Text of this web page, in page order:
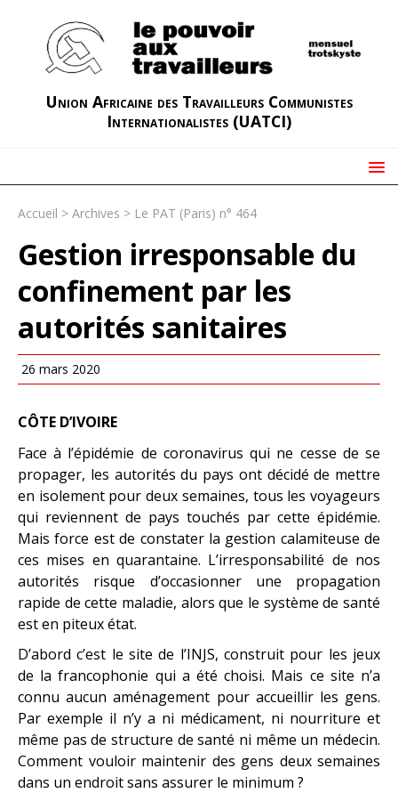
Union Africaine des Travailleurs Communistes
Internationalistes (UATCI)
Accueil > Archives > Le PAT (Paris) n° 464
Gestion irresponsable du
confinement par les
autorités sanitaires
26 mars 2020
CÔTE D’IVOIRE
Face à l’épidémie de coronavirus qui ne cesse de se
propager, les autorités du pays ont décidé de mettre
en isolement pour deux semaines, tous les voyageurs
qui reviennent de pays touchés par cette épidémie.
Mais force est de constater la gestion calamiteuse de
ces mises en quarantaine. L’irresponsabilité de nos
autorités risque d’occasionner une propagation
rapide de cette maladie, alors que le système de santé
est en piteux état.
D’abord c’est le site de l’INJS, construit pour les jeux
de la francophonie qui a été choisi. Mais ce site n’a
connu aucun aménagement pour accueillir les gens.
Par exemple il n’y a ni médicament, ni nourriture et
même pas de structure de santé ni même un médecin.
Comment vouloir maintenir des gens deux semaines
dans un endroit sans assurer le minimum ?